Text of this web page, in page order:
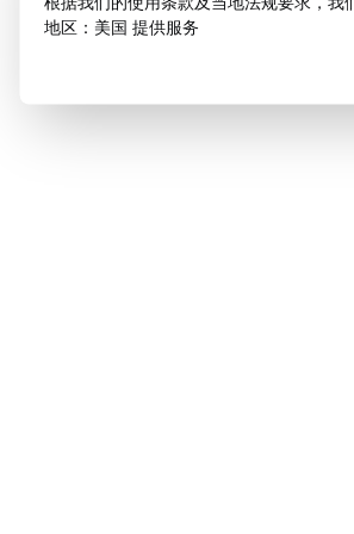
地区：美国 提供服务